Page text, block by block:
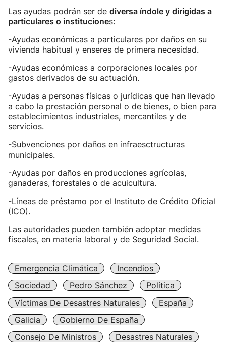
Las ayudas podrán ser de diversa índole y dirigidas a
particulares o instituciones:
-Ayudas económicas a particulares por daños en su
vivienda habitual y enseres de primera necesidad.
-Ayudas económicas a corporaciones locales por
gastos derivados de su actuación.
-Ayudas a personas físicas o jurídicas que han llevado
a cabo la prestación personal o de bienes, o bien para
establecimientos industriales, mercantiles y de
servicios.
-Subvenciones por daños en infraesctructuras
municipales.
-Ayudas por daños en producciones agrícolas,
ganaderas, forestales o de acuicultura.
-Líneas de préstamo por el Instituto de Crédito Oficial
(ICO).
Las autoridades pueden también adoptar medidas
fiscales, en materia laboral y de Seguridad Social.
Emergencia Climática
Incendios
Sociedad
Pedro Sánchez
Política
Víctimas De Desastres Naturales
España
Galicia
Gobierno De España
Consejo De Ministros
Desastres Naturales